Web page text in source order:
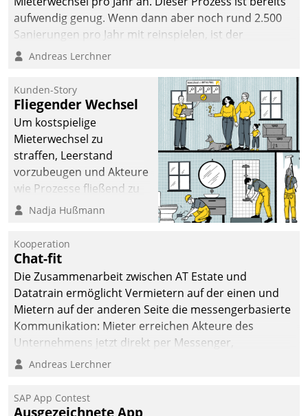
aufwendig genug. Wenn dann aber noch rund 2.500
Sanierungen pro Jahr mit reinspielen, ist der
Betreuungs- und Organisationsaufwand immens. Im
kommunale Wohnungsbauunternehmen daher
gemeinsam mit der Berliner Datatrain GmbH den
Teilprozess der Objektsanierung digitalisiert.
Andreas Lerchner
Kunden-Story
Fliegender Wechsel
Um kostspielige
Mieterwechsel zu
straffen, Leerstand
vorzubeugen und Akteure
wie Prozesse fließend zu
vernetzen, nutzt die
Jahresbeginn eine
Überblick, Einsicht und
Eingriff bietende Lösung.
Zur Entwicklung setzte
man auf
Cloudtechnologie,
bewährte und Startup-
agile Projektmethoden.
Nadja Hußmann
Kooperation
Chat-fit
Die Zusammenarbeit zwischen AT Estate und
Datatrain ermöglicht Vermietern auf der einen und
Mietern auf der anderen Seite die messengerbasierte
Kommunikation: Mieter erreichen Akteure des
Unternehmens jetzt direkt per Messenger,
Mitarbeiter oder Dienstleister empfangen oder
Andreas Lerchner
SAP App Contest
Ausgezeichnete App